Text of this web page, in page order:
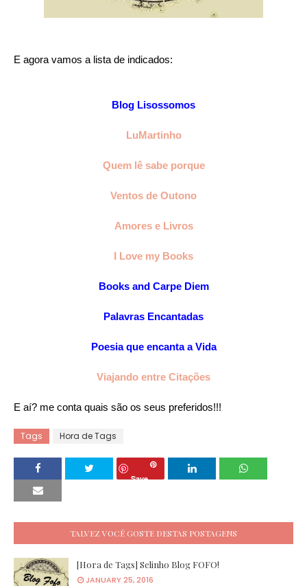
E agora vamos a lista de indicados:
Blog Lisossomos
LuMartinho
Quem lê sabe porque
Ventos de Outono
Amores e Livros
I Love my Books
Books and Carpe Diem
Palavras Encantadas
Poesia que encanta a Vida
Viajando entre Citações
E aí? me conta quais são os seus preferidos!!!
Tags Hora de Tags
Save
TALVEZ VOCÊ GOSTE DESTAS POSTAGENS
[Hora de Tags] Selinho Blog FOFO!
JANUARY 25, 2016